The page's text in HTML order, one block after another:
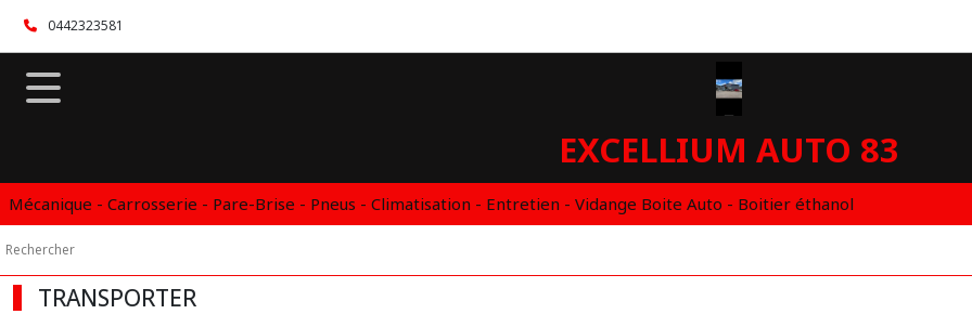
0442323581
EXCELLIUM AUTO 83
Mécanique - Carrosserie - Pare-Brise - Pneus - Climatisation - Entretien - Vidange Boite Auto - Boitier éthanol
TRANSPORTER
Fermer
FILTRES
Vidange
Boite
automatique
DSG
DCT